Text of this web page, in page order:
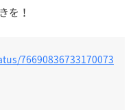
を！
76690836733170073